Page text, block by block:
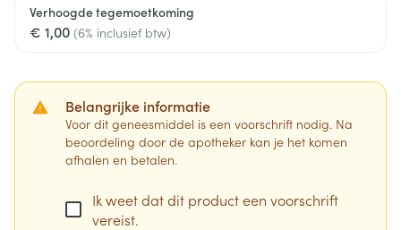
Verhoogde tegemoetkoming
€ 1,00 (6% inclusief btw)
Belangrijke informatie
Voor dit geneesmiddel is een voorschrift nodig. Na
beoordeling door de apotheker kan je het komen
afhalen en betalen.
Ik weet dat dit product een voorschrift
vereist.